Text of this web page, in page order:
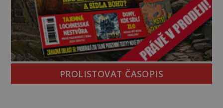
PROLISTOVAT ČASOPIS